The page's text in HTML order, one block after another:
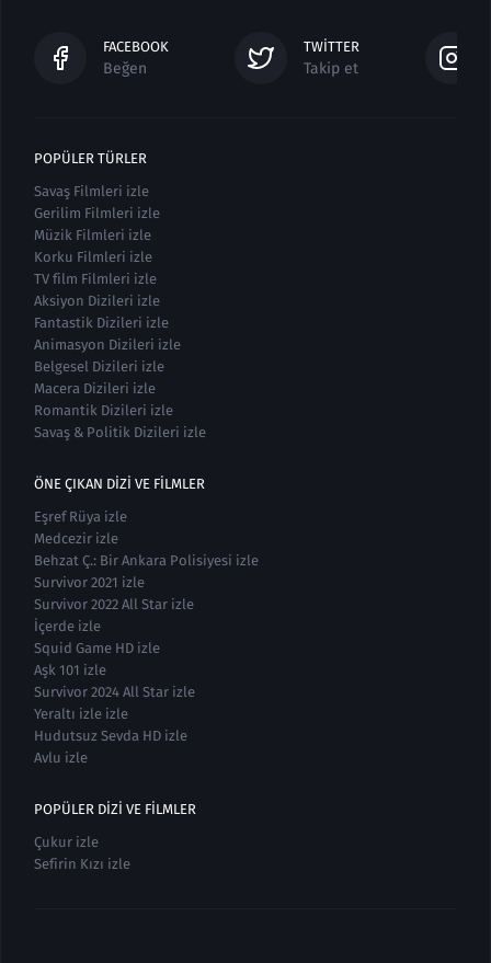
FACEBOOK
Beğen
TWITTER
Takip et
POPÜLER TÜRLER
Savaş Filmleri izle
Gerilim Filmleri izle
Müzik Filmleri izle
Korku Filmleri izle
TV film Filmleri izle
Aksiyon Dizileri izle
Fantastik Dizileri izle
Animasyon Dizileri izle
Belgesel Dizileri izle
Macera Dizileri izle
Romantik Dizileri izle
Savaş & Politik Dizileri izle
ÖNE ÇIKAN DIZI VE FILMLER
Eşref Rüya izle
Medcezir izle
Behzat Ç.: Bir Ankara Polisiyesi izle
Survivor 2021 izle
Survivor 2022 All Star izle
İçerde izle
Squid Game HD izle
Aşk 101 izle
Survivor 2024 All Star izle
Yeraltı izle izle
Hudutsuz Sevda HD izle
Avlu izle
POPÜLER DIZI VE FILMLER
Çukur izle
Sefirin Kızı izle